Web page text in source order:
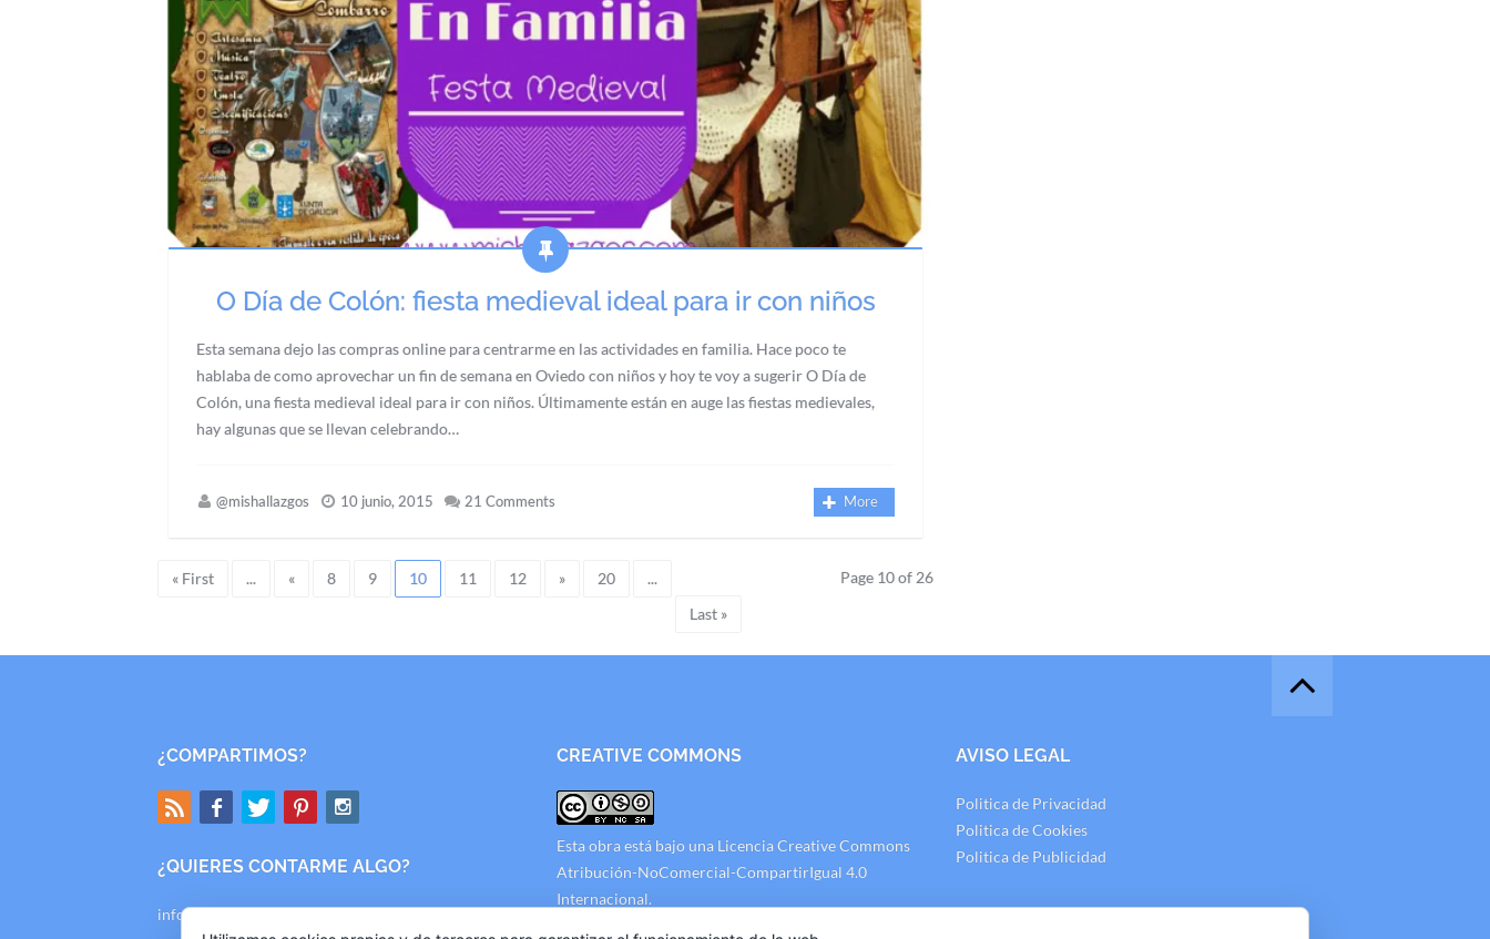
O Día de Colón: fiesta medieval ideal para ir con niños
Esta semana dejo las compras online para centrarme en las actividades en familia. Hace poco te
hablaba de como aprovechar un fin de semana en Oviedo con niños y hoy te voy a sugerir O Día de
Colón, una fiesta medieval ideal para ir con niños. Últimamente están en auge las fiestas medievales,
hay algunas que se llevan celebrando…
@mishallazgos 10 junio, 2015 21 Comments More
Page 10 of 26
« First ... « 8 9 10 11 12 » 20
...
Last »
¿COMPARTIMOS?
¿QUIERES CONTARME ALGO?
info@mishallazgos.com
CREATIVE COMMONS
Esta obra está bajo una Licencia Creative Commons
Atribución-NoComercial-CompartirIgual 4.0
Internacional.
AVISO LEGAL
Politica de Privacidad
Politica de Cookies
Politica de Publicidad